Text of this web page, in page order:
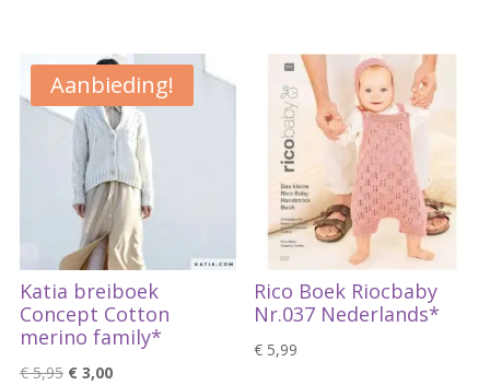
Aanbieding!
Katia breiboek
Concept Cotton
merino family*
€5,95 Oorspronkelijke
€3,00Huidige
Rico Boek Riocbaby
Nr.037 Nederlands*
€ 5,99